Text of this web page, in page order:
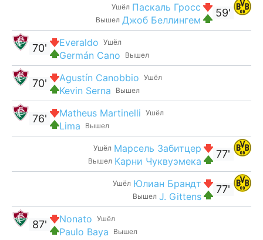
59'
Ушёл Паскаль Гросс
Вышел Джоб Беллингем
Ушёл
Everaldo
Вышел
Germán Cano
70'
Ушёл
Agustín Canobbio
Вышел
Kevin Serna
70'
Ушёл
Matheus Martinelli
Вышел
Lima
76'
77'
Ушёл Марсель Забитцер
Вышел Карни Чуквуэмека
77'
Ушёл Юлиан Брандт
Вышел J. Gittens
Ушёл
Nonato
Вышел
Paulo Baya
87'